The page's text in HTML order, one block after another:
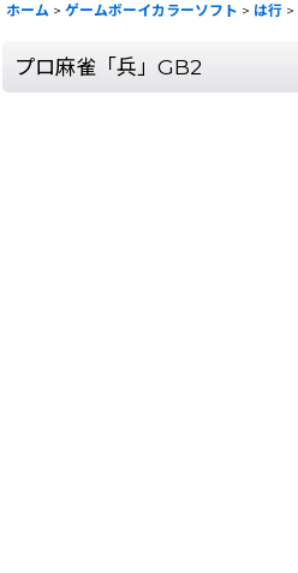
ホーム > ゲームボーイカラーソフト > は行 >
プロ麻雀「兵」GB2